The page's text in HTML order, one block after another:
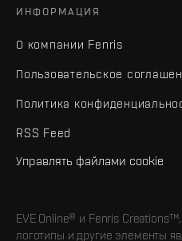
ИНФОРМАЦИЯ
О компании Fenris
Пользовательское
Политика
RSS Feed
Управлять файлами cookie
EVE Online® и Fenris
логотипы и другие элементы